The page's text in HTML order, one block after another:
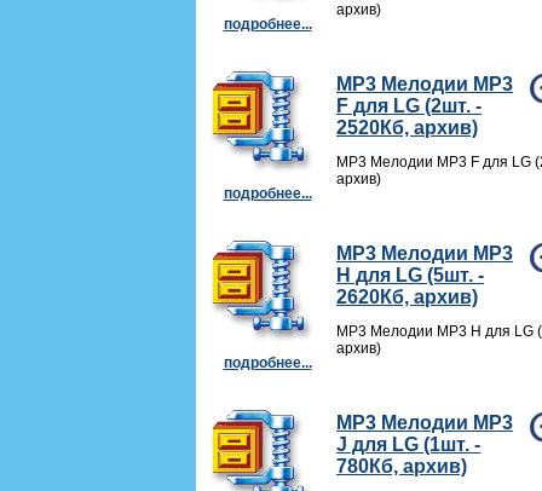
подробнее...
архив)
подробнее...
MP3 Мелодии MP3
F для LG (2шт. -
2520Кб, архив)
MP3 Мелодии MP3 F для LG
архив)
подробнее...
MP3 Мелодии MP3
H для LG (5шт. -
2620Кб, архив)
MP3 Мелодии MP3 H для LG
архив)
MP3 Мелодии MP3
J для LG (1шт. -
780Кб, архив)